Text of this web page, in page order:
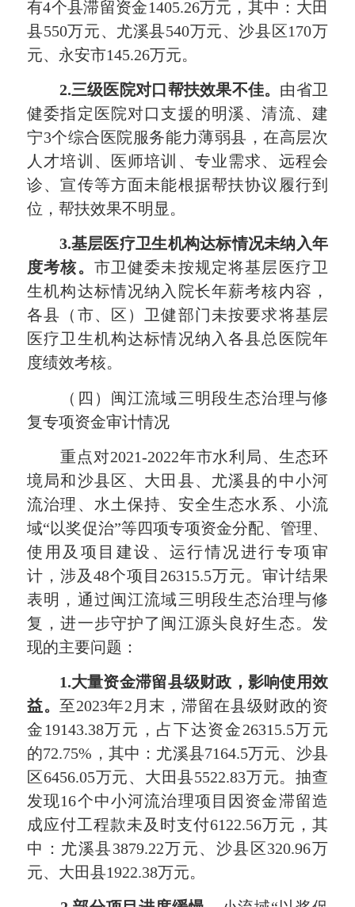
有4个县滞留资金1405.26万元，其中：大田
县550万元、尤溪县540万元、沙县区170万
元、永安市145.26万元。
2.三级医院对口帮扶效果不佳。 由省卫
健委指定医院对口支援的明溪、清流、建
宁3个综合医院服务能力薄弱县，在高层次
人才培训、医师培训、专业需求、远程会
诊、宣传等方面未能根据帮扶协议履行到
位，帮扶效果不明显。
3.基层医疗卫生机构达标情况未纳入年
度考核。 市卫健委未按规定将基层医疗卫
生机构达标情况纳入院长年薪考核内容，
各县（市、区）卫健部门未按要求将基层
医疗卫生机构达标情况纳入各县总医院年
度绩效考核。
（四）闽江流域三明段生态治理与修
复专项资金审计情况
重点对2021-2022年市水利局、生态环
境局和沙县区、大田县、尤溪县的中小河
流治理、水土保持、安全生态水系、小流
域“以奖促治”等四项专项资金分配、管理、
使用及项目建设、运行情况进行专项审
计，涉及48个项目26315.5万元。审计结果
表明，通过闽江流域三明段生态治理与修
复，进一步守护了闽江源头良好生态。发
现的主要问题：
1.大量资金滞留县级财政，影响使用效
益。至2023年2月末，滞留在县级财政的资
金19143.38万元，占下达资金26315.5万元
的72.75%，其中：尤溪县7164.5万元、沙县
区6456.05万元、大田县5522.83万元。抽查
发现16个中小河流治理项目因资金滞留造
成应付工程款未及时支付6122.56万元，其
中：尤溪县3879.22万元、沙县区320.96万
元、大田县1922.38万元。